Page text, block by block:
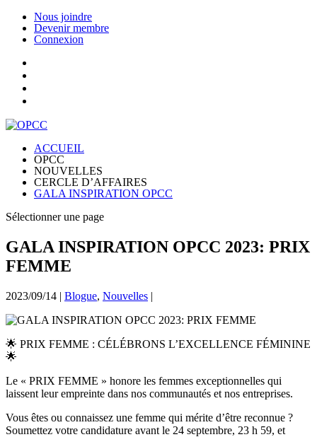
Nous joindre
Devenir membre
Connexion
ACCUEIL
OPCC
NOUVELLES
CERCLE D’AFFAIRES
GALA INSPIRATION OPCC
Sélectionner une page
GALA INSPIRATION OPCC 2023: PRIX
FEMME
2023/09/14 | Blogue, Nouvelles |
🌟 PRIX FEMME : CÉLÉBRONS L’EXCELLENCE FÉMININE
🌟
Le « PRIX FEMME » honore les femmes exceptionnelles qui
laissent leur empreinte dans nos communautés et nos entreprises.
Vous êtes ou connaissez une femme qui mérite d’être reconnue ?
Soumettez votre candidature avant le 24 septembre, 23 h 59, et